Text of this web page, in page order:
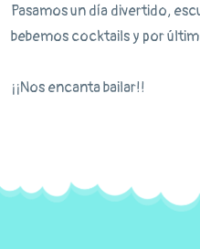
Pasamos un día divertido,
bebemos cocktails y por
¡¡Nos encanta bailar!!